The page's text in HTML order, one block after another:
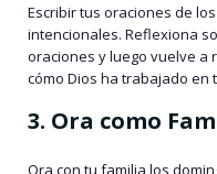
Escribir tus oraciones de
intencionales. Reflexiona
oraciones y luego vuelve a
cómo Dios ha trabajado en
3. Ora como
Ora con tu familia los